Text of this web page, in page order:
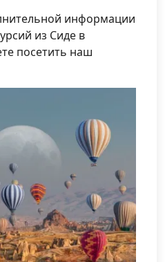
информации
из Сиде в
посетить наш